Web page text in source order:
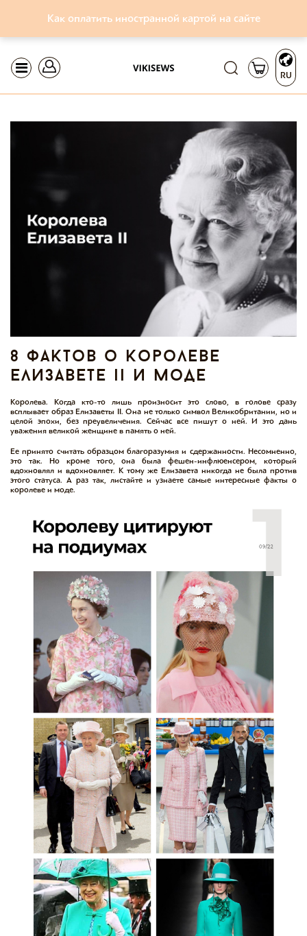
Как оплатить иностранной картой на сайте
RU
8 фактов о королеве
елизавете ii и моде
Королева. Когда кто-то лишь произносит это слово, в голове сразу
всплывает образ Елизаветы II. Она не только символ Великобритании, но и
целой эпохи, без преувеличения. Сейчас все пишут о ней. И это дань
уважения великой женщине в память о ней.
Ее принято считать образцом благоразумия и сдержанности. Несомненно,
это так. Но кроме того, она была фешен-инфлюенсером, который
вдохновлял и вдохновляет. К тому же Елизавета никогда не была против
этого статуса. А раз так, листайте и узнаете самые интересные факты о
королеве и моде.